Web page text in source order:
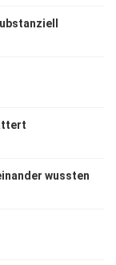
wussten